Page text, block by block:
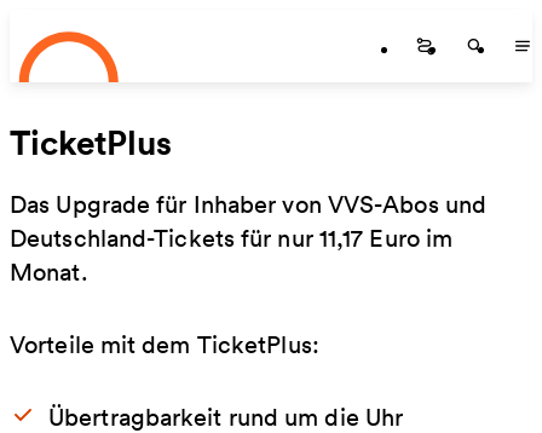
Zum Hauptinhalt springen
Startseite
TicketPlus
Das Upgrade für Inhaber von VVS-Abos und
Deutschland-Tickets für nur 11,17 Euro im
Monat.
Vorteile mit dem TicketPlus:
Übertragbarkeit rund um die Uhr